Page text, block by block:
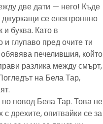
две дати — него! Къде
джуркащи се електроннно
буква. Като в
и глупаво пред очите ти
печелившия, който
разлика между смърт,
на Бела Тар,
по повод Бела Тар. Това не
дрехите, опитвайки се за